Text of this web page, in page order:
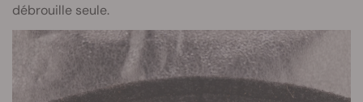
débrouille seule.